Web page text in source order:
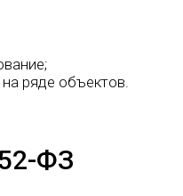
ряде объектов.
ФЗ